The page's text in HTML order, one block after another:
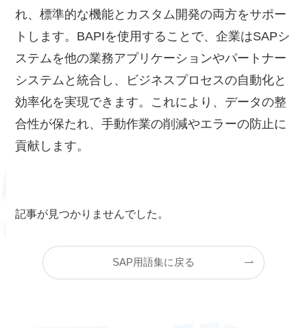
れ、標準的な機能とカスタム開発の両方をサポー
トします。BAPIを使用することで、企業はSAPシ
ステムを他の業務アプリケーションやパートナー
システムと統合し、ビジネスプロセスの自動化と
効率化を実現できます。これにより、データの整
合性が保たれ、手動作業の削減やエラーの防止に
貢献します。
記事が見つかりませんでした。
SAP用語集に戻る